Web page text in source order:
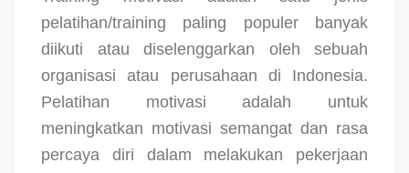
pelatihan/training paling populer banyak
diikuti atau diselenggarkan oleh sebuah
organisasi atau perusahaan di Indonesia.
Pelatihan motivasi adalah untuk
meningkatkan motivasi semangat dan rasa
percaya diri dalam melakukan pekerjaan